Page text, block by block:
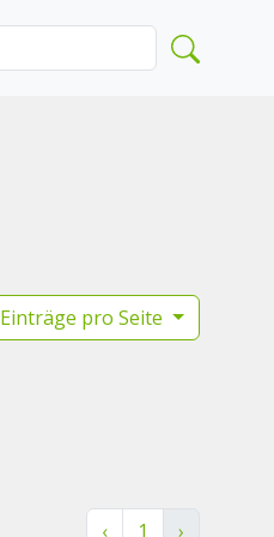
Einträge pro Seite
‹ 1 ›